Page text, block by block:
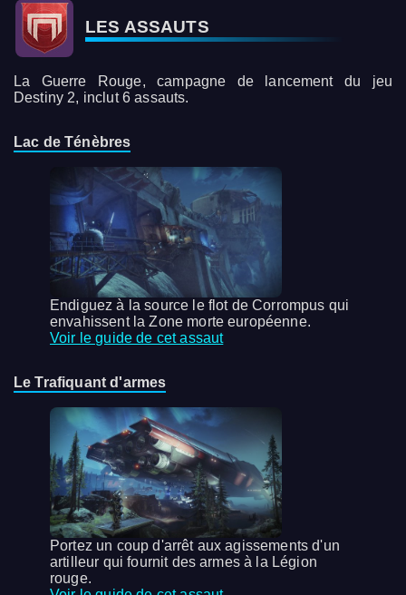
LES ASSAUTS
La Guerre Rouge, campagne de lancement du jeu
Destiny 2, inclut 6 assauts.
Lac de Ténèbres
Endiguez à la source le flot de Corrompus qui
envahissent la Zone morte européenne.
Voir le guide de cet assaut
Le Trafiquant d'armes
Portez un coup d'arrêt aux agissements d'un
artilleur qui fournit des armes à la Légion
rouge.